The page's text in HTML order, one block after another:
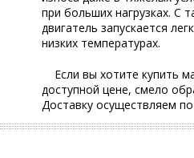
при больших нагрузках. С
двигатель запускается
низких температурах.
Если вы хотите купить
доступной цене, смело
Доставку осуществляем